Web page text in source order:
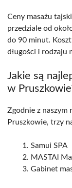
Ceny masażu
przedziale od
do 90 minut.
długości i rodzaju
Jakie są
w
Zgodnie z naszym
Pruszkowie, trzy
Samui SPA
MASTAI
Gabinet